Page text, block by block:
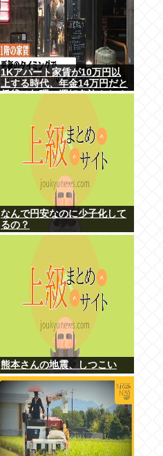
1Kアパート家賃が10万円以
上する時代、年金14万円だと
賃貸は無理、運転免許もなく
なんで円安なのに少子化して
るの？
熊本さんの地震、しつこい